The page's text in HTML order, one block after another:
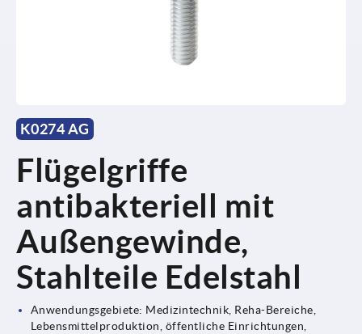
K0274 AG
Flügelgriffe
antibakteriell mit
Außengewinde,
Stahlteile Edelstahl
Anwendungsgebiete: Medizintechnik, Reha-Bereiche,
Lebensmittelproduktion, öffentliche Einrichtungen,